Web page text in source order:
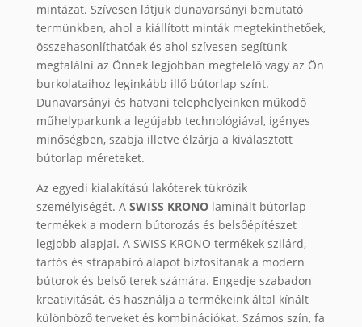
mintázat. Szívesen látjuk dunavarsányi bemutató
termünkben, ahol a kiállított minták megtekinthetőek,
összehasonlíthatóak és ahol szívesen segítünk
megtalálni az Önnek legjobban megfelelő vagy az Ön
burkolataihoz leginkább illő bútorlap színt.
Dunavarsányi és hatvani telephelyeinken működő
műhelyparkunk a legújabb technológiával, igényes
minőségben, szabja illetve élzárja a kiválasztott
bútorlap méreteket.
Az egyedi kialakítású lakóterek tükrözik
személyiségét. A SWISS KRONOlaminált bútorlap
termékek a modern bútorozás és belsőépítészet
legjobb alapjai. A SWISS KRONO termékek szilárd,
tartós és strapabíró alapot biztosítanak a modern
bútorok és belső terek számára. Engedje szabadon
kreativitását, és használja a termékeink által kínált
különböző terveket és kombinációkat. Számos szín, fa